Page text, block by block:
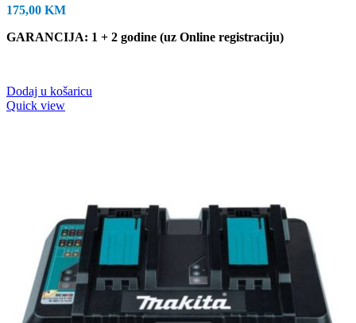
175,00 KM
GARANCIJA: 1 + 2 godine (uz Online registraciju)
Dodaj u košaricu
Quick view